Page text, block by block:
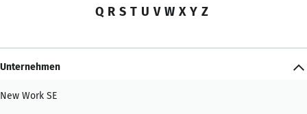
Q R S T U V W X Y Z
Unternehmen
New Work SE